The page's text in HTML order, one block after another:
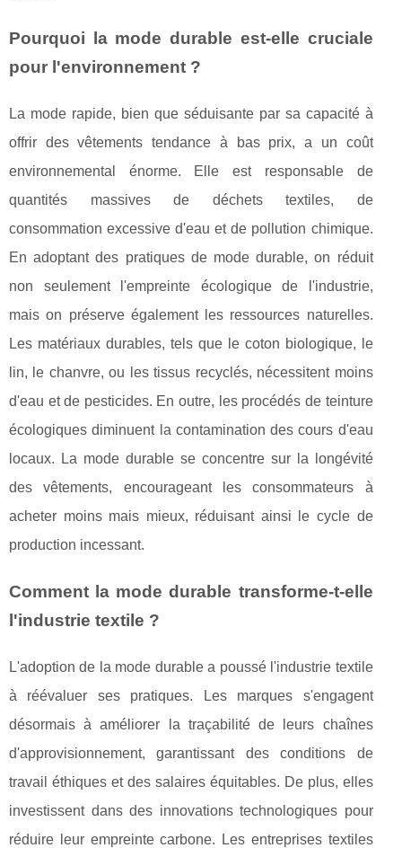
Pourquoi la mode durable est-elle cruciale
pour l'environnement ?
La mode rapide, bien que séduisante par sa capacité à
offrir des vêtements tendance à bas prix, a un coût
environnemental énorme. Elle est responsable de
quantités massives de déchets textiles, de
consommation excessive d'eau et de pollution chimique.
En adoptant des pratiques de mode durable, on réduit
non seulement l'empreinte écologique de l'industrie,
mais on préserve également les ressources naturelles.
Les matériaux durables, tels que le coton biologique, le
lin, le chanvre, ou les tissus recyclés, nécessitent moins
d'eau et de pesticides. En outre, les procédés de teinture
écologiques diminuent la contamination des cours d'eau
locaux. La mode durable se concentre sur la longévité
des vêtements, encourageant les consommateurs à
acheter moins mais mieux, réduisant ainsi le cycle de
production incessant.
Comment la mode durable transforme-t-elle
l'industrie textile ?
L'adoption de la mode durable a poussé l'industrie textile
à réévaluer ses pratiques. Les marques s'engagent
désormais à améliorer la traçabilité de leurs chaînes
d'approvisionnement, garantissant des conditions de
travail éthiques et des salaires équitables. De plus, elles
investissent dans des innovations technologiques pour
réduire leur empreinte carbone. Les entreprises textiles